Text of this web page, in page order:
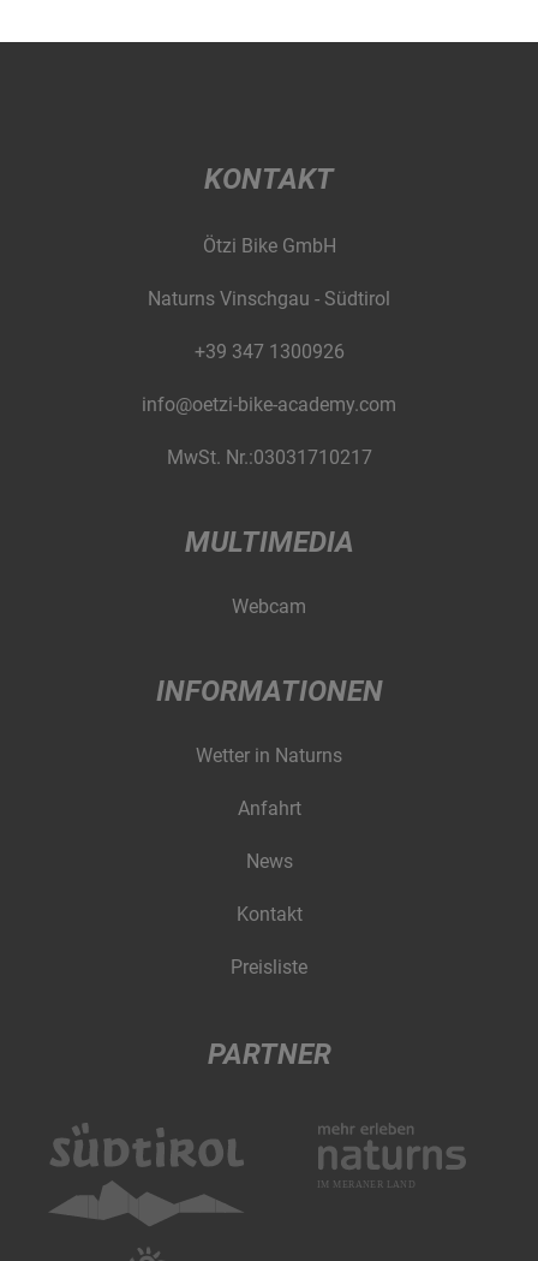
KONTAKT
Ötzi Bike GmbH
Naturns Vinschgau - Südtirol
+39 347 1300926
info@oetzi-bike-academy.com
MwSt. Nr.:03031710217
MULTIMEDIA
Webcam
INFORMATIONEN
Wetter in Naturns
Anfahrt
News
Kontakt
Preisliste
PARTNER